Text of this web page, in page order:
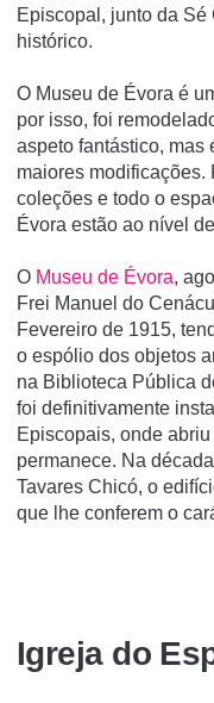
Episcopal, junto da
histórico.
O Museu de Évora é
por isso, foi
aspeto fantástico, mas
maiores modificações.
coleções e todo o
Évora estão ao nível
O Museu de Évora,
Frei Manuel do
Fevereiro de 1915,
o espólio dos objetos
na Biblioteca Pública
foi definitivamente
Episcopais, onde
permanece. Na
Tavares Chicó, o
que lhe conferem o
Igreja do